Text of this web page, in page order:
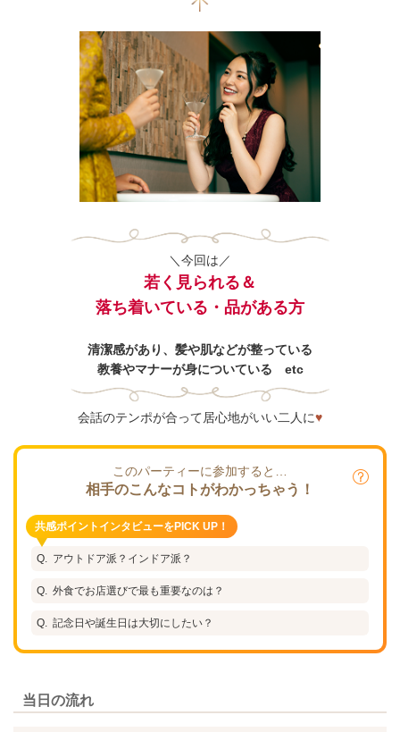
＼今回は／
若く見られる＆
落ち着いている・品がある方
清潔感があり、髪や肌などが整っている
教養やマナーが身についている etc
会話のテンポが合って居心地がいい二人に♥
このパーティーに参加すると…
相手のこんなコトがわかっちゃう！
共感ポイントインタビューをPICK UP！
アウトドア派？インドア派？
外食でお店選びで最も重要なのは？
記念日や誕生日は大切にしたい？
当日の流れ